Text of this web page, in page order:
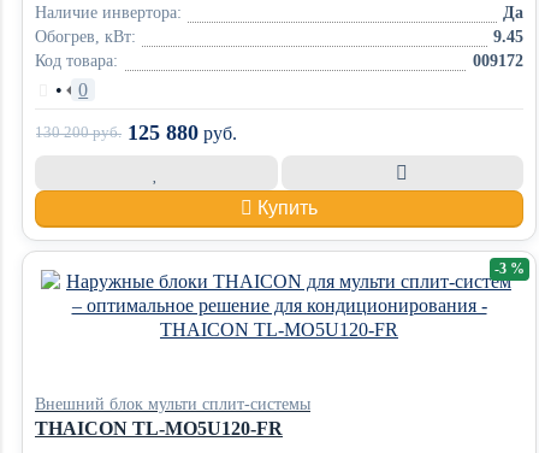
Наличие инвертора:
Да
Обогрев, кВт:
9.45
Код товара:
009172
• 0
130 200руб. 125 880 руб.
Купить
Внешний блок мульти сплит-системы
THAICON TL-MO5U120-FR
-3 %